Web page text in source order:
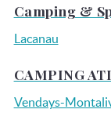
Camping &
Lacanau
CAMPING
Vendays-